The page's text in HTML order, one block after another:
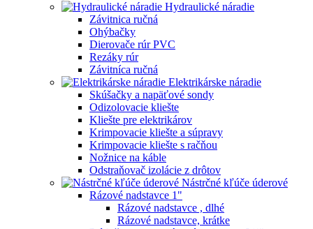
Hydraulické náradie
Závitnica ručná
Ohýbačky
Dierovače rúr PVC
Rezáky rúr
Závitníca ručná
Elektrikárske náradie
Skúšačky a napäťové sondy
Odizolovacie kliešte
Kliešte pre elektrikárov
Krimpovacie kliešte a súpravy
Krimpovacie kliešte s račňou
Nožnice na káble
Odstraňovač izolácie z drôtov
Nástrčné kľúče úderové
Rázové nadstavce 1"
Rázové nadstavce , dlhé
Rázové nadstavce, krátke